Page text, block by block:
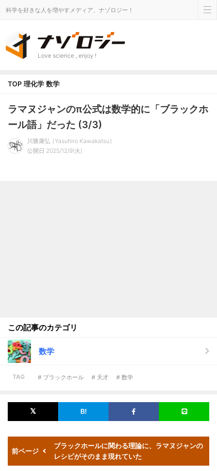
科学を好きな人を増やすメディア、ナゾロジー！
Love science , enjoy !
TOP 理化学 数学
ラマヌジャンのπ公式は数学的に「ブラックホ
ール語」だった (3/3)
川勝康弘
Yasuhiro Kawakatsu
公開日 2025/12/9(火)
この記事のカテゴリ
数学
TAG # ブラックホール # 天才 # 数学
前ページ
ブラックホールに関わる理論に、ラマヌジャンの
レシピがそのまま現れていた